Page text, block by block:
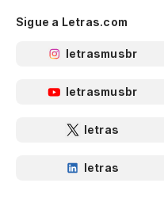
Sigue a Letras.com
letrasmusbr
letrasmusbr
letras
letras